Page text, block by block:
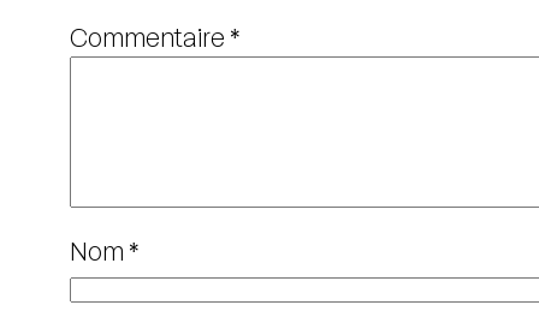
Commentaire *
Nom *